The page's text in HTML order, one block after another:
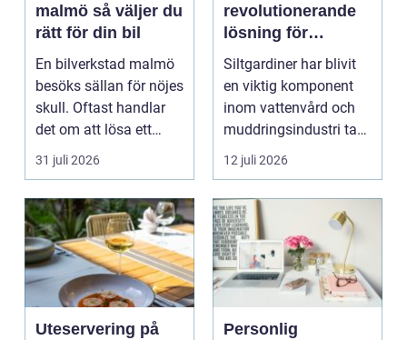
malmö så väljer du
rätt för din bil
En bilverkstad malmö
besöks sällan för nöjes
skull. Oftast handlar
det om att lösa ett
problem snabb...
31 juli 2026
revolutionerande
lösning för
vattenmiljöer
Siltgardiner har blivit
en viktig komponent
inom vattenvård och
muddringsindustri tack
vare si...
12 juli 2026
Uteservering på
Personlig